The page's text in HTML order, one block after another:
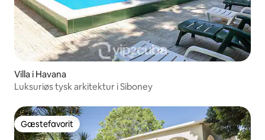
Villa i Havana
Luksuriøs tysk arkitektur i Siboney
Gæstefavorit
Gæstefavorit